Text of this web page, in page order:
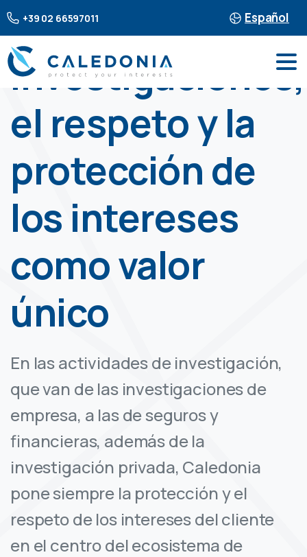
+39 02 66597011 Español
Investigaciones,
el respeto y la
protección de
los intereses
como valor
único
En las actividades de investigación,
que van de las investigaciones de
empresa, a las de seguros y
financieras, además de la
investigación privada, Caledonia
pone siempre la protección y el
respeto de los intereses del cliente
en el centro del ecosistema de